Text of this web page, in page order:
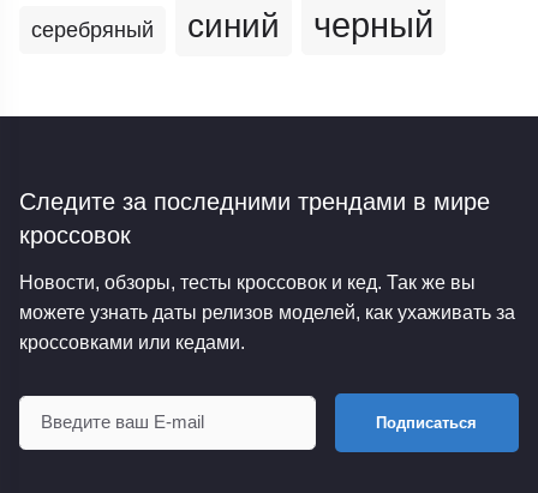
серебряный синий черный
Следите за последними трендами в мире
кроссовок
Новости, обзоры, тесты кроссовок и кед. Так же вы
можете узнать даты релизов моделей, как ухаживать за
кроссовками или кедами.
Подписаться